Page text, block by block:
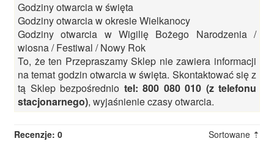
Godziny otwarcia w święta
Godziny otwarcia w okresie Wielkanocy
Godziny otwarcia w Wigilię Bożego Narodzenia /
wiosna / Festiwal / Nowy Rok
To, że ten Przepraszamy Sklep nie zawiera informacji
na temat godzin otwarcia w święta. Skontaktować się z
tą Sklep bezpośrednio tel: 800 080 010 (z telefonu
stacjonarnego), wyjaśnienie czasy otwarcia.
Recenzje: 0 Sortowane ⇡